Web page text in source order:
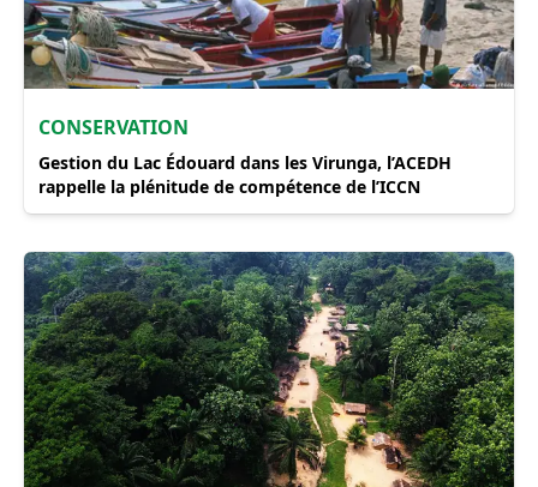
CONSERVATION
Gestion du Lac Édouard dans les Virunga, l’ACEDH
rappelle la plénitude de compétence de l’ICCN